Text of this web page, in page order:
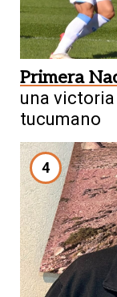
Primera
una
tucumano
4